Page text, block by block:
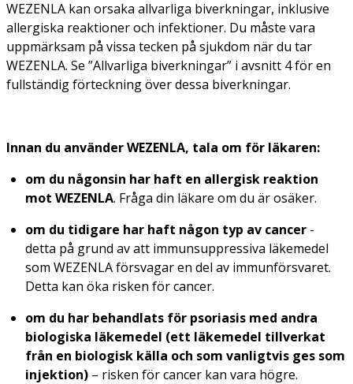
WEZENLA kan orsaka allvarliga biverkningar, inklusive
allergiska reaktioner och infektioner. Du måste vara
uppmärksam på vissa tecken på sjukdom när du tar
WEZENLA. Se ”Allvarliga biverkningar” i avsnitt 4 för en
fullständig förteckning över dessa biverkningar.
Innan du använder WEZENLA, tala om för läkaren:
om du någonsin har haft en allergisk reaktion
mot WEZENLA. Fråga din läkare om du är osäker.
om du tidigare har haft någon typ av cancer -
detta på grund av att immunsuppressiva läkemedel
som WEZENLA försvagar en del av immunförsvaret.
Detta kan öka risken för cancer.
om du har behandlats för psoriasis med andra
biologiska läkemedel (ett läkemedel tillverkat
från en biologisk källa och som vanligtvis ges som
injektion) – risken för cancer kan vara högre.